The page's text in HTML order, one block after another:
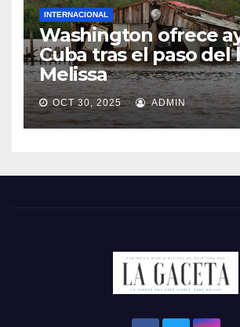
INTERNACIONAL
Washington ofrece
Cuba tras el paso del
Melissa
OCT 30, 2025 ADMIN